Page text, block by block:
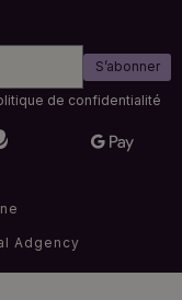
S’abonner
de confidentialité
Adgency